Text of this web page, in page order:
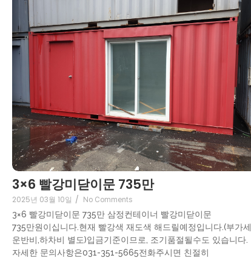
3×6 빨강미닫이문 735만
2025년 03월 10일 / No Comments
3×6 빨강미닫이문 735만 삼정컨테이너 빨강미닫이문
735만원이십니다.현재 빨강색 재도색 해드릴예정입니다.(부가세,
운반비,하차비 별도)입금기준이므로, 조기품절될수도 있습니다.
자세한 문의사항은031-351-5665전화주시면 친절히